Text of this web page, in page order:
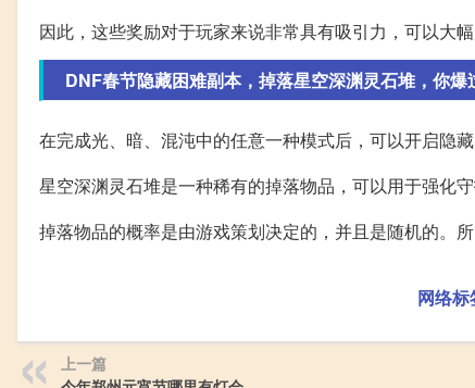
因此，这些奖励对于玩家来说非常具有吸引力，可以大
DNF春节隐藏困难副本，掉落星空深渊灵石堆，你爆
在完成光、暗、混沌中的任意一种模式后，可以开启隐
星空深渊灵石堆是一种稀有的掉落物品，可以用于强化
掉落物品的概率是由游戏策划决定的，并且是随机的。
网络标
上一篇